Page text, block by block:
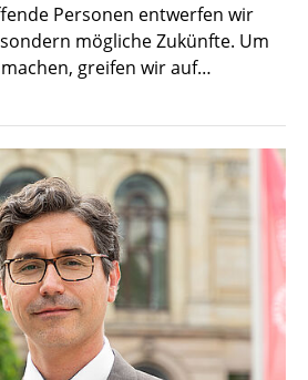
Personen entwerfen wir
mögliche Zukünfte. Um
greifen wir auf…